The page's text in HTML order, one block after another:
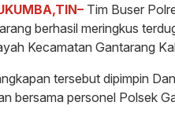
Tim Buser
berhasil meringkus
Kecamatan Gantarang
tersebut dipimpin
bersama personel Polsek